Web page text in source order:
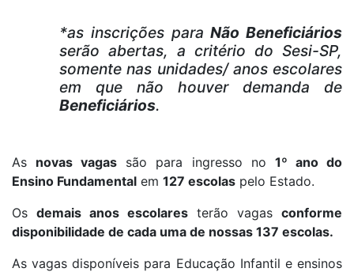
*as inscrições paraNão Beneficiários
serão abertas, a critério do Sesi-SP,
somente nas unidades/ anos escolares
em que não houver demanda de
Beneficiários.
As novas vagas são para ingresso no 1º ano do
Ensino Fundamental em 127 escolas pelo Estado.
Os demais anos escolares terão vagas conforme
disponibilidade de cada uma de nossas 137 escolas.
As vagas disponíveis para Educação Infantil e ensinos